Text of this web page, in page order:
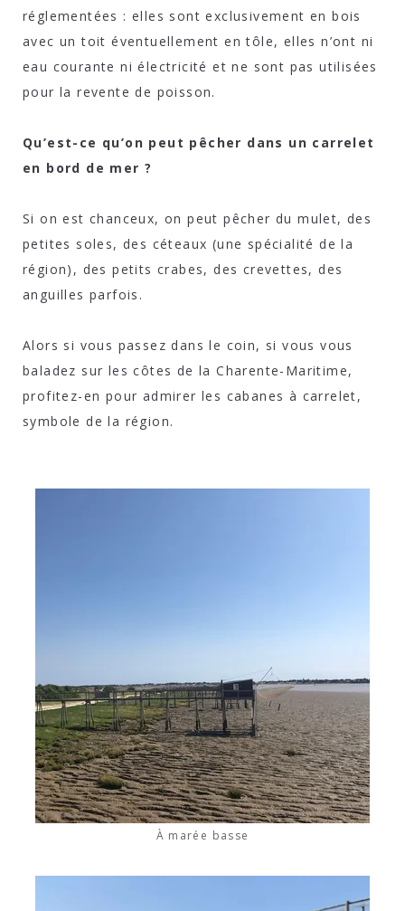
réglementées : elles sont exclusivement en bois
avec un toit éventuellement en tôle, elles n’ont ni
eau courante ni électricité et ne sont pas utilisées
pour la revente de poisson.
Qu’est-ce qu’on peut pêcher dans un carrelet
en bord de mer ?
Si on est chanceux, on peut pêcher du mulet, des
petites soles, des céteaux (une spécialité de la
région), des petits crabes, des crevettes, des
anguilles parfois.
Alors si vous passez dans le coin, si vous vous
baladez sur les côtes de la Charente-Maritime,
profitez-en pour admirer les cabanes à carrelet,
symbole de la région.
À marée basse